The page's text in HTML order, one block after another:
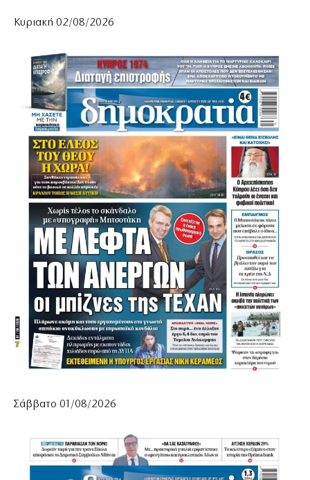
Κυριακή 02/08/2026
Σάββατο 01/08/2026